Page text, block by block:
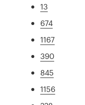
13
674
1167
390
845
1156